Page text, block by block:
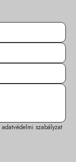
adatvédelmi szabályzat